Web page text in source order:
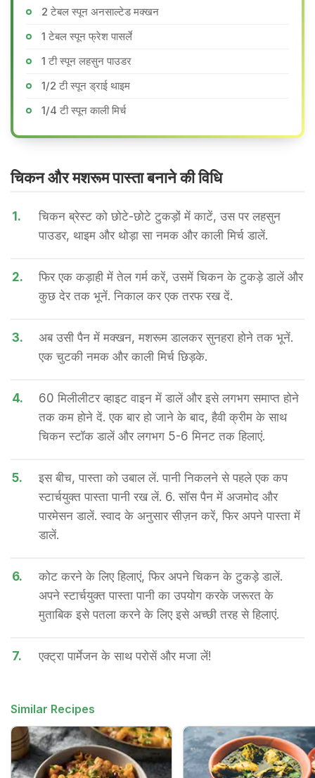
2 टेबल स्पून अनसाल्टेड मक्खन
1 टेबल स्पून फ्रेश पासर्ले
1 टी स्पून लहसुन पाउडर
1/2 टी स्पून ड्राई थाइम
1/4 टी स्पून काली मिर्च
चिकन और मशरूम पास्ता बनाने की वि​धि
1.
चिकन ब्रेस्ट को छोटे-छोटे टुकड़ों में काटें, उस पर लहसुन
पाउडर, थाइम और थोड़ा सा नमक और काली मिर्च डालें.
2.
फिर एक कड़ाही में तेल गर्म करें, उसमें चिकन के टुकड़े डालें और
कुछ देर तक भूनें. निकाल कर एक तरफ रख दें.
3.
अब उसी पैन में मक्खन, मशरूम डालकर सुनहरा होने तक भूनें.
एक चुटकी नमक और काली मिर्च छिड़के.
4.
60 मिलीलीटर व्हाइट वाइन में डालें और इसे लगभग समाप्त होने
तक कम होने दें. एक बार हो जाने के बाद, हैवी क्रीम के साथ
चिकन स्टॉक डालें और लगभग 5-6 मिनट तक हिलाएं.
5.
इस बीच, पास्ता को उबाल लें. पानी निकलने से पहले एक कप
स्टार्चयुक्त पास्ता पानी रख लें. 6. सॉस पैन में अजमोद और
पारमेसन डालें. स्वाद के अनुसार सीज़न करें, फिर अपने पास्ता में
डालें.
6.
कोट करने के लिए हिलाएं, फिर अपने चिकन के टुकड़े डालें.
अपने स्टार्चयुक्त पास्ता पानी का उपयोग करके जरूरत के
मुताबिक इसे पतला करने के लिए इसे अच्छी तरह से हिलाएं.
7. एक्ट्रा पार्मेजन के साथ परोसें और मजा लें!
Similar Recipes